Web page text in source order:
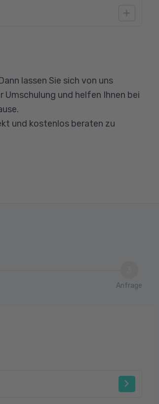
kaufmännischen oder
lassen Sie sich von uns
Umschulung und helfen Ihnen bei
und kostenlos beraten zu
Anfrage